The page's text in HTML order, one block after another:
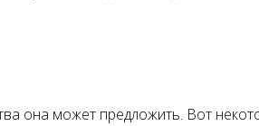
она может предложить. Вот